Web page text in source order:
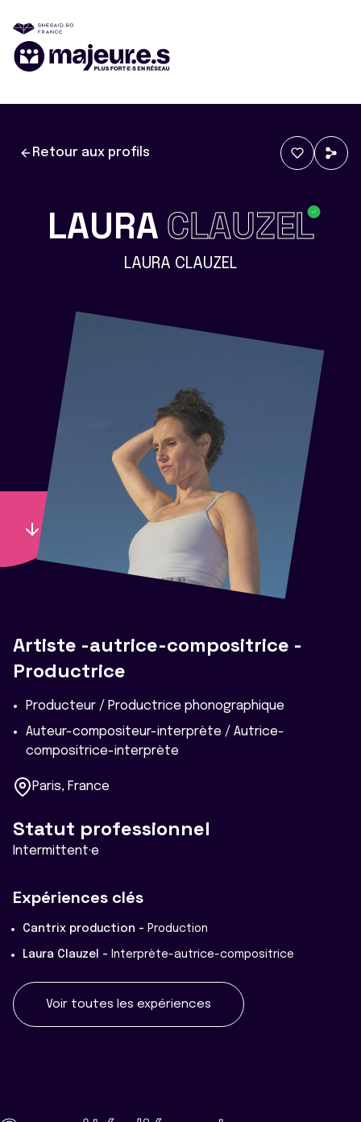
Retour aux profils
LAURA CLAUZEL
LAURA CLAUZEL
Artiste -autrice-compositrice -
Productrice
Producteur / Productrice phonographique
Auteur-compositeur-interprète / Autrice-
compositrice-interprète
Paris, France
Statut professionnel
Intermittent·e
Expériences clés
Cantrix production - Production
Laura Clauzel - Interprète-autrice-compositrice
Voir toutes les expériences